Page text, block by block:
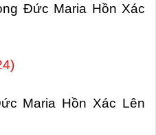
Đức Maria Hồn Xác
Maria Hồn Xác Lên